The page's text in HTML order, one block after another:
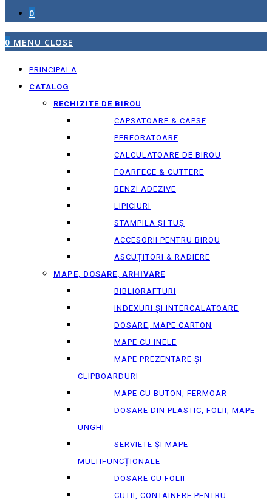
0
0 MENU CLOSE
PRINCIPALA
CATALOG
RECHIZITE DE BIROU
CAPSATOARE & CAPSE
PERFORATOARE
CALCULATOARE DE BIROU
FOARFECE & CUTTERE
BENZI ADEZIVE
LIPICIURI
STAMPILA ȘI TUȘ
ACCESORII PENTRU BIROU
ASCUȚITORI & RADIERE
MAPE, DOSARE, ARHIVARE
BIBLIORAFTURI
INDEXURI ȘI INTERCALATOARE
DOSARE, MAPE CARTON
MAPE CU INELE
MAPE PREZENTARE ȘI
CLIPBOARDURI
MAPE CU BUTON, FERMOAR
DOSARE DIN PLASTIC, FOLII, MAPE
UNGHI
SERVIETE ȘI MAPE
MULTIFUNCȚIONALE
DOSARE CU FOLII
CUTII, CONTAINERE PENTRU